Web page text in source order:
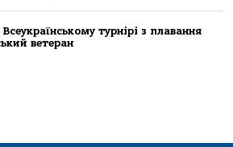
турнірі з плавання
ветеран